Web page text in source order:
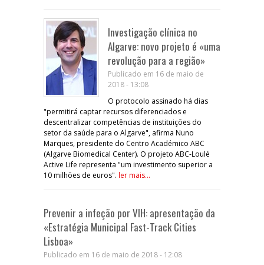
Investigação clínica no
Algarve: novo projeto é «uma
revolução para a região»
Publicado em 16 de maio de
2018 - 13:08
O protocolo assinado há dias
"permitirá captar recursos diferenciados e
descentralizar competências de instituições do
setor da saúde para o Algarve", afirma Nuno
Marques, presidente do Centro Académico ABC
(Algarve Biomedical Center). O projeto ABC-Loulé
Active Life representa "um investimento superior a
10 milhões de euros". ler mais...
Prevenir a infeção por VIH: apresentação da
«Estratégia Municipal Fast-Track Cities
Lisboa»
Publicado em 16 de maio de 2018 - 12:08